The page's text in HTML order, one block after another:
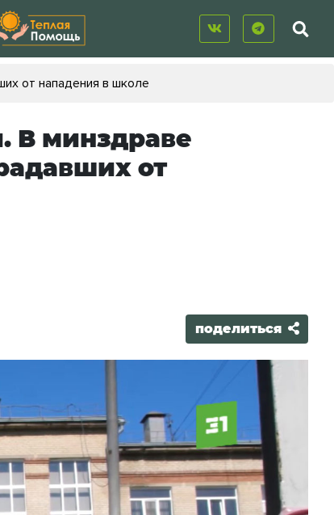
от нападения в школе
В минздраве
от
поделиться